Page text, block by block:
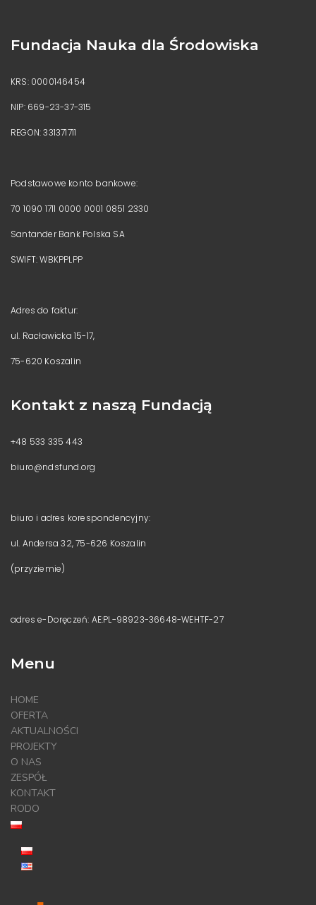
Fundacja Nauka dla Środowiska
KRS: 0000146454
NIP: 669-23-37-315
REGON: 331371711
Podstawowe konto bankowe:
70 1090 1711 0000 0001 0851 2330
Santander Bank Polska SA
SWIFT: WBKPPLPP
Adres do faktur:
ul. Racławicka 15-17,
75-620 Koszalin
Kontakt z naszą Fundacją
+48 533 335 443
biuro@ndsfund.org
biuro i adres korespondencyjny:
ul. Andersa 32, 75-626 Koszalin
(przyziemie)
adres e-Doręczeń: AE:PL-98923-36648-WEHTF-27
Menu
HOME
OFERTA
AKTUALNOŚCI
PROJEKTY
O NAS
ZESPÓŁ
KONTAKT
RODO